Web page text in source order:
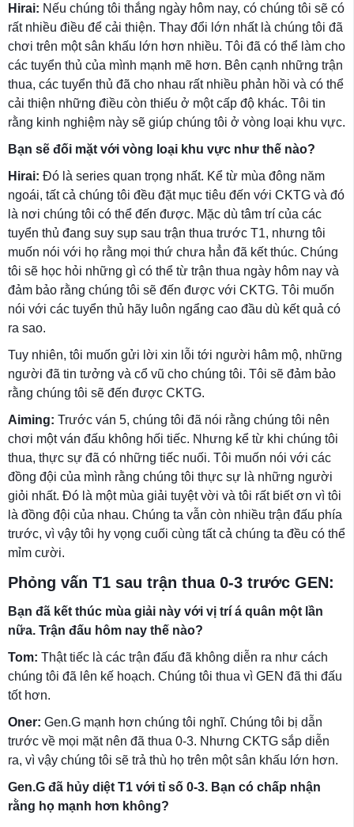
Hirai: Nếu chúng tôi thắng ngày hôm nay, có chúng tôi sẽ có
rất nhiều điều để cải thiện. Thay đổi lớn nhất là chúng tôi đã
chơi trên một sân khấu lớn hơn nhiều. Tôi đã có thể làm cho
các tuyển thủ của mình mạnh mẽ hơn. Bên cạnh những trận
thua, các tuyển thủ đã cho nhau rất nhiều phản hồi và có thể
cải thiện những điều còn thiếu ở một cấp độ khác. Tôi tin
rằng kinh nghiệm này sẽ giúp chúng tôi ở vòng loại khu vực.
Bạn sẽ đối mặt với vòng loại khu vực như thế nào?
Hirai: Đó là series quan trọng nhất. Kể từ mùa đông năm
ngoái, tất cả chúng tôi đều đặt mục tiêu đến với CKTG và đó
là nơi chúng tôi có thể đến được. Mặc dù tâm trí của các
tuyển thủ đang suy sụp sau trận thua trước T1, nhưng tôi
muốn nói với họ rằng mọi thứ chưa hẳn đã kết thúc. Chúng
tôi sẽ học hỏi những gì có thể từ trận thua ngày hôm nay và
đảm bảo rằng chúng tôi sẽ đến được với CKTG. Tôi muốn
nói với các tuyển thủ hãy luôn ngẩng cao đầu dù kết quả có
ra sao.
Tuy nhiên, tôi muốn gửi lời xin lỗi tới người hâm mộ, những
người đã tin tưởng và cổ vũ cho chúng tôi. Tôi sẽ đảm bảo
rằng chúng tôi sẽ đến được CKTG.
Aiming: Trước ván 5, chúng tôi đã nói rằng chúng tôi nên
chơi một ván đấu không hối tiếc. Nhưng kể từ khi chúng tôi
thua, thực sự đã có những tiếc nuối. Tôi muốn nói với các
đồng đội của mình rằng chúng tôi thực sự là những người
giỏi nhất. Đó là một mùa giải tuyệt vời và tôi rất biết ơn vì tôi
là đồng đội của nhau. Chúng ta vẫn còn nhiều trận đấu phía
trước, vì vậy tôi hy vọng cuối cùng tất cả chúng ta đều có thể
mỉm cười.
Phỏng vấn T1 sau trận thua 0-3 trước GEN:
Bạn đã kết thúc mùa giải này với vị trí á quân một lần
nữa. Trận đấu hôm nay thế nào?
Tom: Thật tiếc là các trận đấu đã không diễn ra như cách
chúng tôi đã lên kế hoạch. Chúng tôi thua vì GEN đã thi đấu
tốt hơn.
Oner: Gen.G mạnh hơn chúng tôi nghĩ. Chúng tôi bị dẫn
trước về mọi mặt nên đã thua 0-3. Nhưng CKTG sắp diễn
ra, vì vậy chúng tôi sẽ trả thù họ trên một sân khấu lớn hơn.
Gen.G đã hủy diệt T1 với tỉ số 0-3. Bạn có chấp nhận
rằng họ mạnh hơn không?